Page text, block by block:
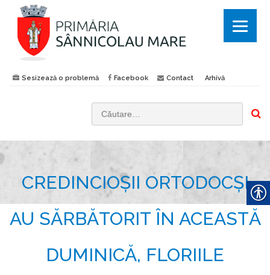
Sesizează o problemă Facebook Contact Arhivă
u
p
CREDINCIOȘII ORTODOCȘI
AU SĂRBĂTORIT ÎN ACEASTĂ
DUMINICĂ, FLORIILE